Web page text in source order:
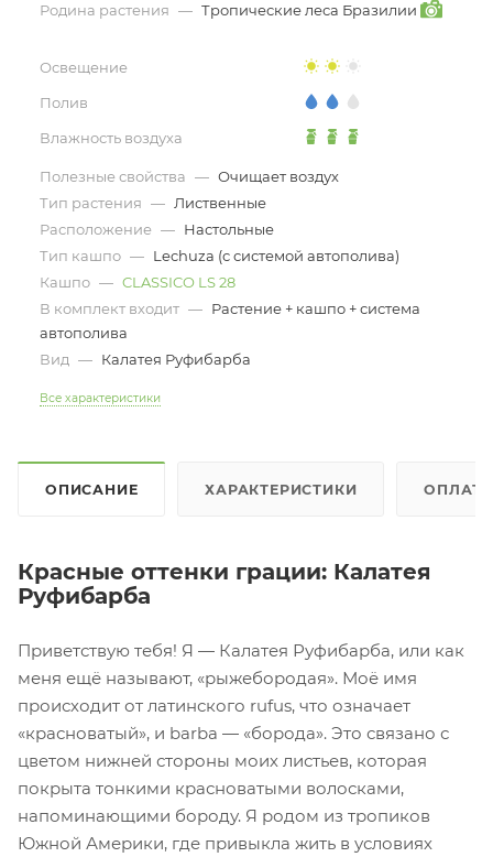
Родина растения — Тропические леса Бразилии
Освещение
Полив
Влажность воздуха
Полезные свойства — Очищает воздух
Тип растения — Лиственные
Расположение — Настольные
Тип кашпо — Lechuza (с системой автополива)
Кашпо — CLASSICO LS 28
В комплект входит — Растение + кашпо + система
автополива
Вид — Калатея Руфибарба
Все характеристики
ОПИСАНИЕ ХАРАКТЕРИСТИКИ
Красные оттенки грации: Калатея
Руфибарба
Приветствую тебя! Я — Калатея Руфибарба, или как
меня ещё называют, «рыжебородая». Моё имя
происходит от латинского rufus, что означает
«красноватый», и barba — «борода». Это связано с
цветом нижней стороны моих листьев, которая
покрыта тонкими красноватыми волосками,
напоминающими бороду. Я родом из тропиков
Южной Америки, где привыкла жить в условиях